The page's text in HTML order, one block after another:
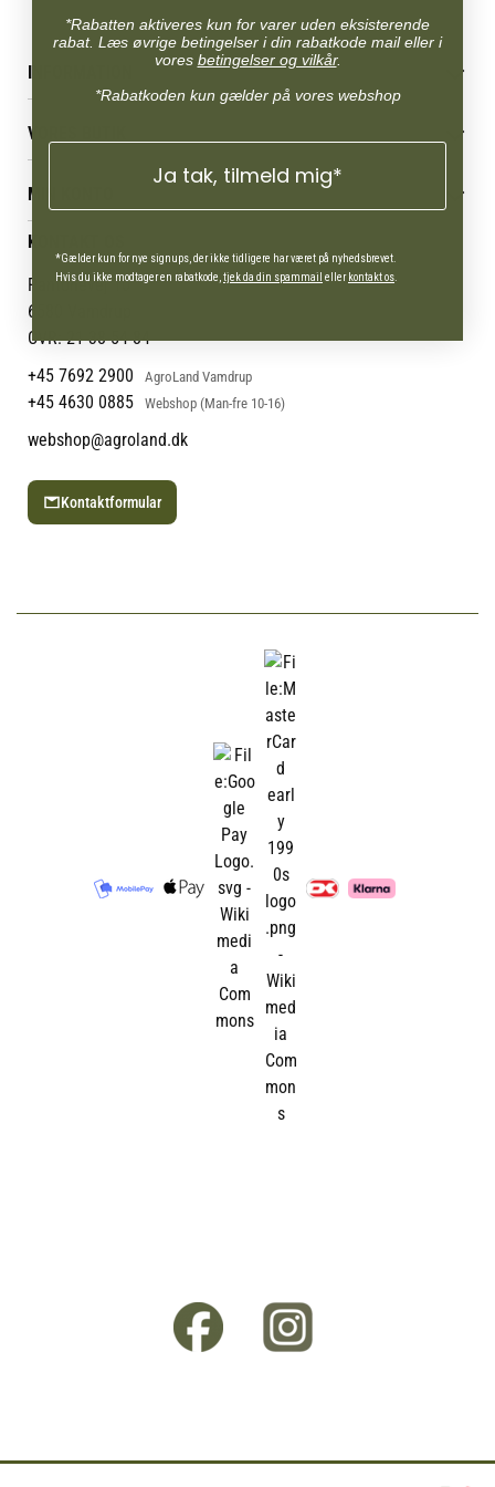
INFORMATION
Reklamations- & fortrydelsesret
Levering & afhentning
Følg din bestilling
Persondatapolitik
Cookies
Returportal
VORES BUTIK
Job
Mærker
Om os
Om Vestjyllands Andel
Blog
Ofte stillede spørgsmål
MIN KONTO
Administrer min konto
Min Konto
KONTAKT OS
Pantonevej 10
6580 Vamdrup
CVR: 21 38 54 84
+45 7692 2900
AgroLand Vamdrup
+45 4630 0885 Webshop (Man-fre 10-16)
webshop@agroland.dk
Kontaktformular
*Rabatten aktiveres kun for varer uden eksisterende
rabat. Læs øvrige betingelser i din rabatkode mail eller i
vores betingelser og vilkår.
*Rabatkoden kun gælder på vores webshop
Ja tak, tilmeld mig*
*Gælder kun for nye signups, der ikke tidligere har været på nyhedsbrevet.
Hvis du ikke modtager en rabatkode, tjek da din spammail ellerkontakt os